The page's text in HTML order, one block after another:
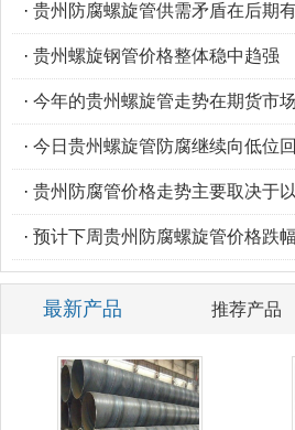
· 贵州防腐螺旋管供需矛盾在后期
· 贵州螺旋钢管价格整体稳中趋强
· 今年的贵州螺旋管走势在期货市
· 今日贵州螺旋管防腐继续向低位
· 贵州防腐管价格走势主要取决于
· 预计下周贵州防腐螺旋管价格跌
最新产品 推荐产品